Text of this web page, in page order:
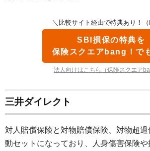
＼比較サイト経由で特典あり！（
SBI損保の特典を
保険スクエアbang！で
法人向けはこちら（保険スクエア
三井ダイレクト
対人賠償保険と対物賠償保険、対物超
動セットになっており、人身傷害保険